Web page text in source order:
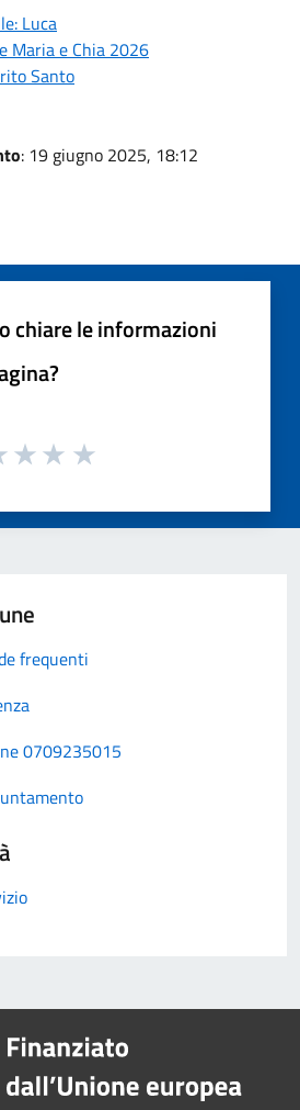
Luca
Maria e Chia 2026
Santo
: 19 giugno 2025, 18:12
chiare le informazioni
frequenti
0709235015